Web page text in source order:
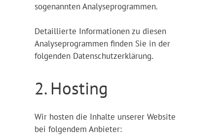
sogenannten Analyseprogrammen.
Detaillierte Informationen zu diesen
Analyseprogrammen finden Sie in der
folgenden Datenschutzerklärung.
2. Hosting
Wir hosten die Inhalte unserer Website
bei folgendem Anbieter: